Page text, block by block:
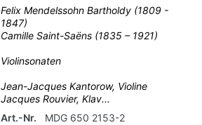
Felix Mendelssohn Bartholdy (1809 -
1847)
Camille Saint-Saëns (1835 – 1921)
Violinsonaten
Jean-Jacques Kantorow, Violine
Jacques Rouvier, Klav...
Art.-Nr.
MDG 650 2153-2